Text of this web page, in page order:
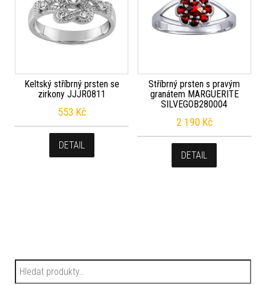
Keltský stříbrný prsten se
zirkony JJJR0811
553 Kč
DETAIL
Stříbrný prsten s pravým
granátem MARGUERITE
SILVEGOB280004
2 190 Kč
DETAIL
Hledat: